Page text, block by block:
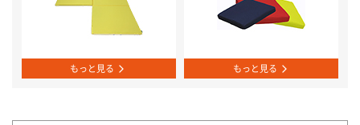
もっと見る もっと見る